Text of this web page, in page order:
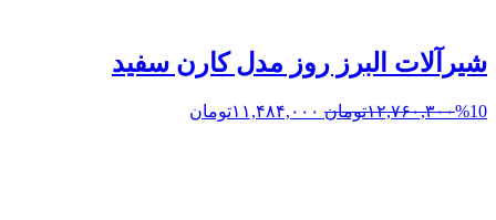
شیرآلات البرز روز مدل کارن سفید
%10۱۲,۷۶۰,۳۰۰تومان ۱۱,۴۸۴,۰۰۰تومان